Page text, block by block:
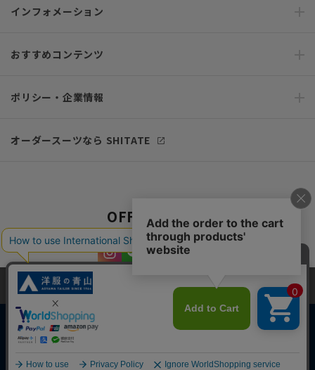
インフォメーション
おすすめコンテンツ
ポリシー・企業情報
オーダースーツなら SHITATE
OFFICIAL SNS
Copyright © AOYAMA TRADING Co.,Ltd. All Rights Reserved
当サイトでは、快適な閲覧体験とコンテンツ改善のためにCookieを使用
しています。閲覧を続けることで、Cookieの使用に同意したものとみな
します。詳細については
同意して閉じる